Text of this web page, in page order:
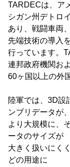
TARDECは、ア
シガン州デトロ
あり、戦闘車両
先端技術の導入
行っています。
連邦政府機関お
60ヶ国以上の外
陸軍では、3D設
ンブリデータが、
より大規模に、
ータのサイズが
大きく扱いにく
どの用途に